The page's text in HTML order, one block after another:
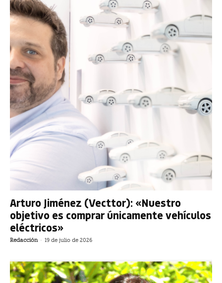
Arturo Jiménez (Vecttor): «Nuestro
objetivo es comprar únicamente vehículos
eléctricos»
Redacción - 19 de julio de 2026